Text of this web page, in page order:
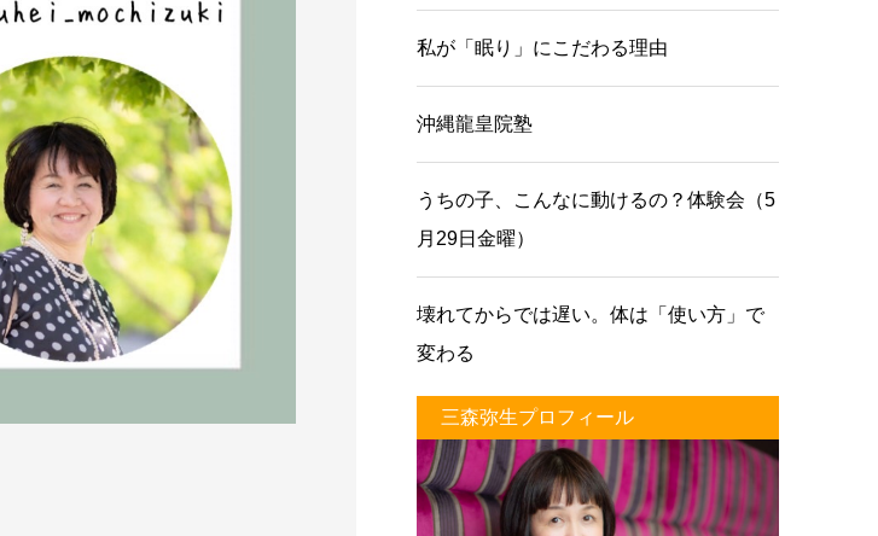
私が「眠り」にこだわる理由
沖縄龍皇院塾
うちの子、こんなに動けるの？体験会（5
月29日金曜）
壊れてからでは遅い。体は「使い方」で
変わる
三森弥生プロフィール